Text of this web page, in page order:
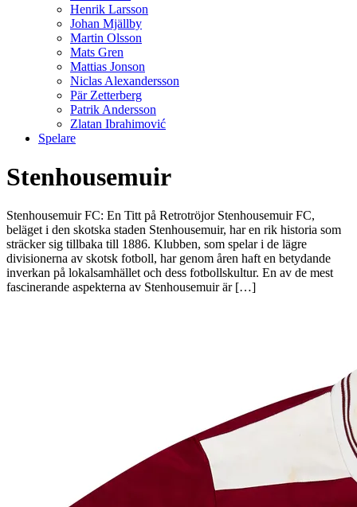
Henrik Larsson
Johan Mjällby
Martin Olsson
Mats Gren
Mattias Jonson
Niclas Alexandersson
Pär Zetterberg
Patrik Andersson
Zlatan Ibrahimović
Spelare
Stenhousemuir
Stenhousemuir FC: En Titt på Retrotröjor Stenhousemuir FC,
beläget i den skotska staden Stenhousemuir, har en rik historia som
sträcker sig tillbaka till 1886. Klubben, som spelar i de lägre
divisionerna av skotsk fotboll, har genom åren haft en betydande
inverkan på lokalsamhället och dess fotbollskultur. En av de mest
fascinerande aspekterna av Stenhousemuir är […]